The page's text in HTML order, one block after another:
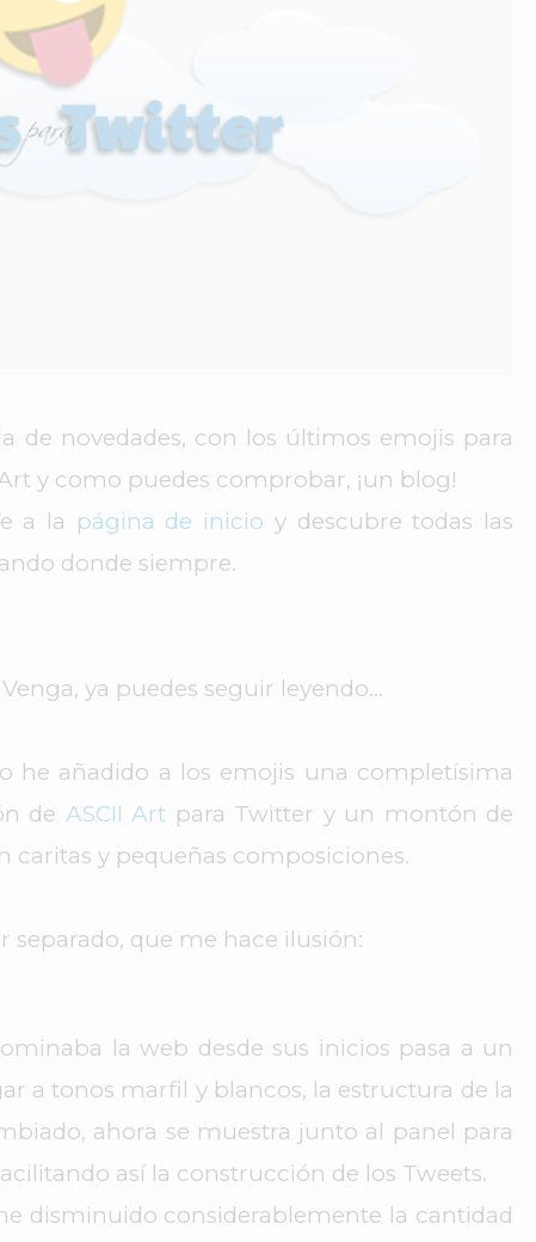
de novedades, con los últimos emojis para
y como puedes comprobar, ¡un blog!
a la página de inicio y descubre todas las
donde siempre.
ya puedes seguir leyendo...
he añadido a los emojis una completísima
de ASCII Art para Twitter y un montón de
caritas y pequeñas composiciones.
separado, que me hace ilusión:
la web desde sus inicios pasa a un
a tonos marfil y blancos, la estructura de la
ahora se muestra junto al panel para
así la construcción de los Tweets.
disminuido considerablemente la cantidad